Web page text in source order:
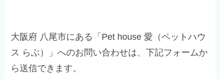
大阪府 八尾市にある「Pet house 愛（ペットハウ
ス らぶ）」へのお問い合わせは、下記フォームか
ら送信できます。